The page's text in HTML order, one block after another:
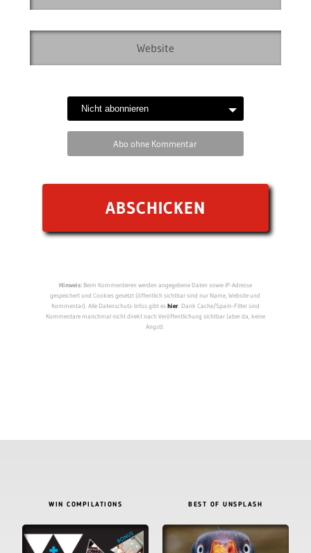
Abo ohne Kommentar
Hinweis:Beim Kommentieren werden angegebene Daten sowie IP-Adresse
gespeichert und Cookies gesetzt (öffentlich sichtbar sind nur Name, Website und
Kommentar). Alle Datenschutz-Infos gibt eshier. Dank Cache/Spam-Filter sind
Kommentare manchmal nicht direkt nach Veröffentlichung sichtbar (aber da, keine
Angst).
WIN COMPILATIONS BEST OF UNSPLASH